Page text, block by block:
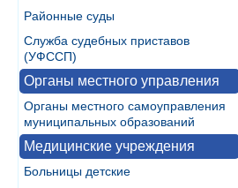
Районные суды
Служба судебных приставов
(УФССП)
Органы местного управления
Органы местного самоуправления
муниципальных образований
Медицинские учреждения
Больницы детские